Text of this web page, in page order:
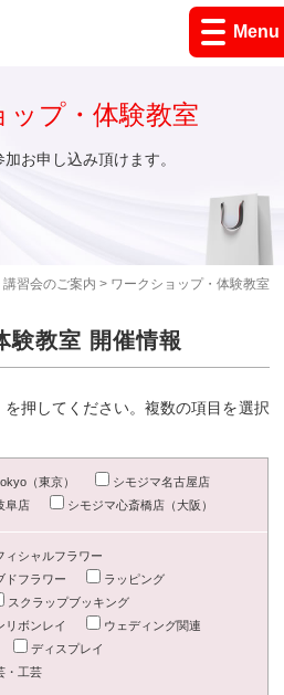
Menu
講習会のご案内 > ワークショップ・体験教室
ップ・体験教室
お申し込み頂けます。
験教室 開催情報
押してください。複数の項目を選択
（東京）
シモジマ名古屋店
阜店
シモジマ心斎橋店（大阪）
ィシャルフラワー
ドフラワー
ラッピング
スクラップブッキング
リボンレイ
ウェディング関連
ディスプレイ
・工芸